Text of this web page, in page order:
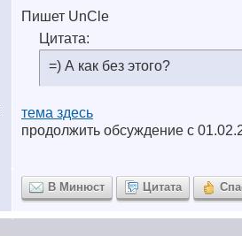
Пишет UnCle
Цитата:
=) А как без этого?
тема здесь
продолжить обсуждение с
В Минюст Цитата